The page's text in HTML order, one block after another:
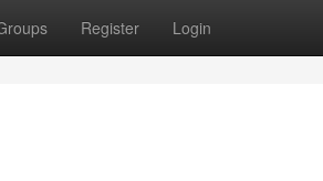
Register Login